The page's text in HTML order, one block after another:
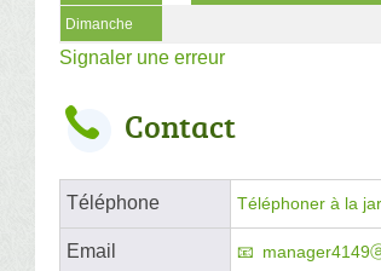
Dimanche
Signaler une erreur
Contact
Téléphone Téléphoner à la
Email